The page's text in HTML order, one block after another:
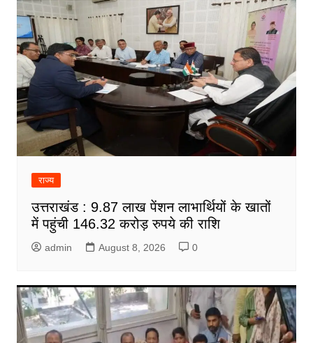
राज्य
उत्तराखंड : 9.87 लाख पेंशन लाभार्थियों के खातों
में पहुंची 146.32 करोड़ रुपये की राशि
admin August 8, 2026 0